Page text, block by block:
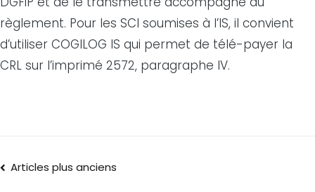
règlement. Pour les SCI soumises à l’IS, il convient
d’utiliser COGILOG IS qui permet de télé-payer la
CRL sur l’imprimé 2572, paragraphe IV.
Articles plus anciens